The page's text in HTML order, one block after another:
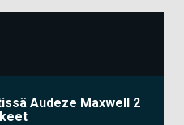
Audeze Maxwell 2